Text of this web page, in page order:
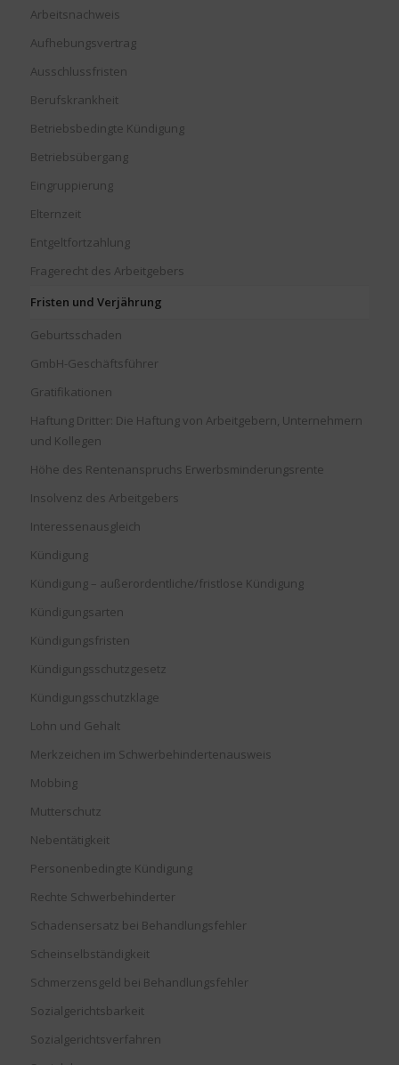
Arbeitsnachweis
Aufhebungsvertrag
Ausschlussfristen
Berufskrankheit
Betriebsbedingte Kündigung
Betriebsübergang
Eingruppierung
Elternzeit
Entgeltfortzahlung
Fragerecht des Arbeitgebers
Fristen und Verjährung
Geburtsschaden
GmbH-Geschäftsführer
Gratifikationen
Haftung Dritter: Die Haftung von Arbeitgebern, Unternehmern
und Kollegen
Höhe des Rentenanspruchs Erwerbsminderungsrente
Insolvenz des Arbeitgebers
Interessenausgleich
Kündigung
Kündigung – außerordentliche/fristlose Kündigung
Kündigungsarten
Kündigungsfristen
Kündigungsschutzgesetz
Kündigungsschutzklage
Lohn und Gehalt
Merkzeichen im Schwerbehindertenausweis
Mobbing
Mutterschutz
Nebentätigkeit
Personenbedingte Kündigung
Rechte Schwerbehinderter
Schadensersatz bei Behandlungsfehler
Scheinselbständigkeit
Schmerzensgeld bei Behandlungsfehler
Sozialgerichtsbarkeit
Sozialgerichtsverfahren